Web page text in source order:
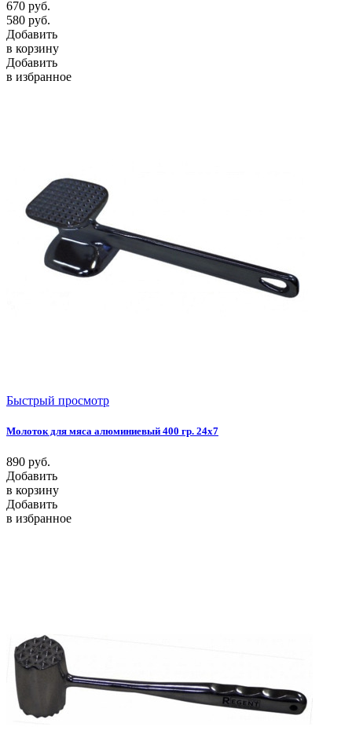
670 руб.
580 руб.
Добавить
в корзину
Добавить
в избранное
Быстрый просмотр
Молоток для мяса алюминиевый 400 гр. 24х7
890 руб.
Добавить
в корзину
Добавить
в избранное